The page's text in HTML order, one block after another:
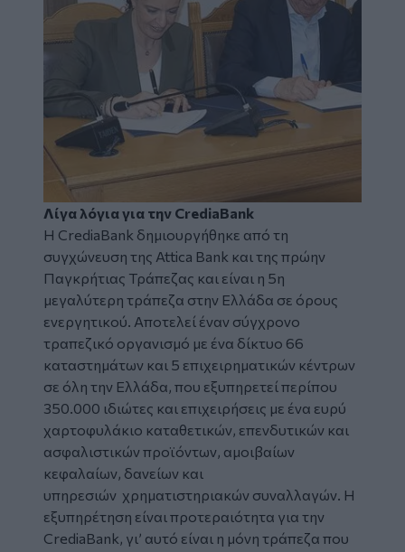
Λίγα λόγια για την CrediaBank
Η CrediaBank δημιουργήθηκε από τη
συγχώνευση της Attica Bank και της πρώην
Παγκρήτιας Τράπεζας και είναι η 5η
μεγαλύτερη τράπεζα στην Ελλάδα σε όρους
ενεργητικού. Αποτελεί έναν σύγχρονο
τραπεζικό οργανισμό με ένα δίκτυο 66
καταστημάτων και 5 επιχειρηματικών κέντρων
σε όλη την Ελλάδα, που εξυπηρετεί περίπου
350.000 ιδιώτες και επιχειρήσεις με ένα ευρύ
χαρτοφυλάκιο καταθετικών, επενδυτικών και
ασφαλιστικών προϊόντων, αμοιβαίων
κεφαλαίων, δανείων και
υπηρεσιών χρηματιστηριακών συναλλαγών. Η
εξυπηρέτηση είναι προτεραιότητα για την
CrediaBank, γι’ αυτό είναι η μόνη τράπεζα που